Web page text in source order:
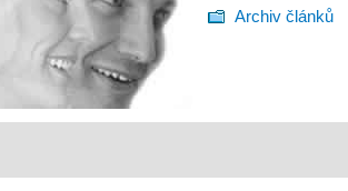
Archiv článků